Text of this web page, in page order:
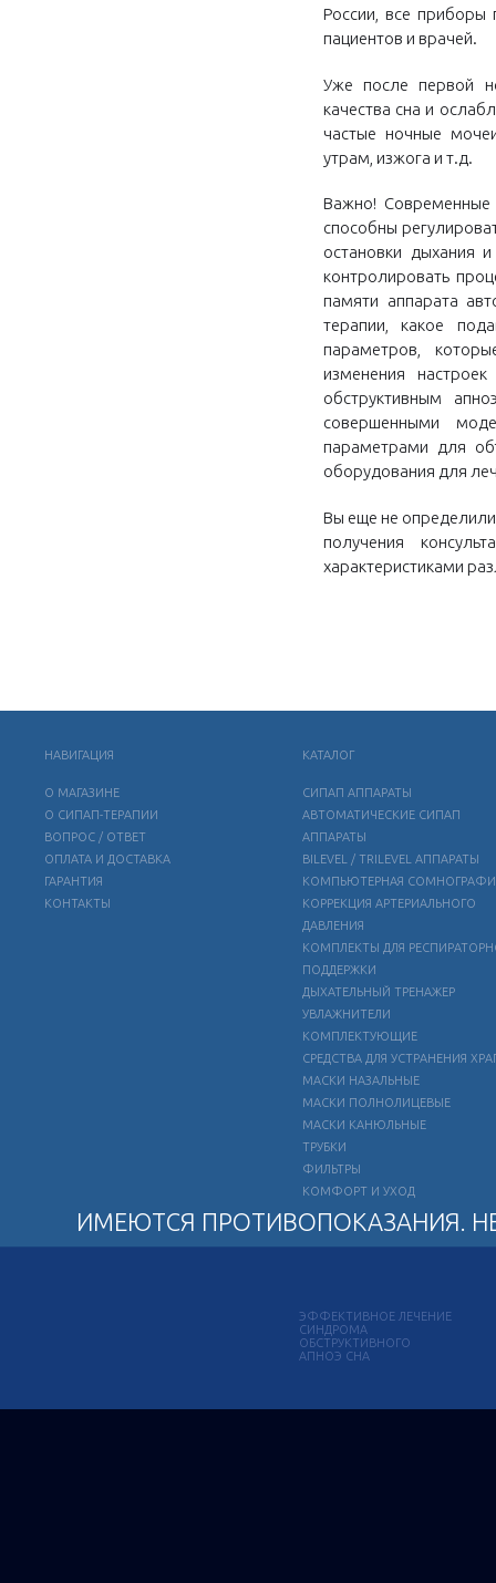
России, все приборы
пациентов и врачей.
Уже после первой
качества сна и
частые ночные
утрам, изжога и т.д.
Важно! Современные
способны
остановки дыхания
контролировать
памяти аппарата
терапии, какое
параметров,
изменения
обструктивным
совершенными
параметрами для
оборудования для
Вы еще не
получения
характеристиками
НАВИГАЦИЯ
О МАГАЗИНЕ
О СИПАП-ТЕРАПИИ
ВОПРОС / ОТВЕТ
ОПЛАТА И ДОСТАВКА
ГАРАНТИЯ
КОНТАКТЫ
КАТАЛОГ
СИПАП АППАРАТЫ
АВТОМАТИЧЕСКИЕ СИПАП
АППАРАТЫ
BILEVEL / TRILEVEL АППАРАТЫ
КОМПЬЮТЕРНАЯ
КОРРЕКЦИЯ АРТЕРИАЛЬНОГО
ДАВЛЕНИЯ
КОМПЛЕКТЫ ДЛЯ
ПОДДЕРЖКИ
ДЫХАТЕЛЬНЫЙ ТРЕНАЖЕР
УВЛАЖНИТЕЛИ
КОМПЛЕКТУЮЩИЕ
СРЕДСТВА ДЛЯ УСТРАНЕНИЯ
МАСКИ НАЗАЛЬНЫЕ
МАСКИ ПОЛНОЛИЦЕВЫЕ
МАСКИ КАНЮЛЬНЫЕ
ТРУБКИ
ФИЛЬТРЫ
КОМФОРТ И УХОД
ЭФФЕКТИВНОЕ ЛЕЧЕНИЕ
СИНДРОМА
ОБСТРУКТИВНОГО
АПНОЭ СНА
ИМЕЮТСЯ ПРОТИВОПОКАЗАНИЯ.